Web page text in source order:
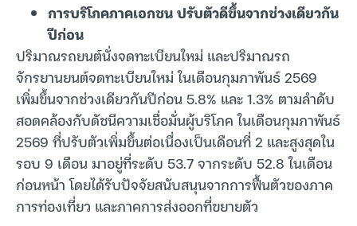
การบริโภคภาคเอกชน ปรับตัวดีขึ้นจากช่วงเดียวกัน
ปีก่อน
ปริมาณรถยนต์นั่งจดทะเบียนใหม่ และปริมาณรถ
จักรยานยนต์จดทะเบียนใหม่ ในเดือนกุมภาพันธ์ 2569
เพิ่มขึ้นจากช่วงเดียวกันปีก่อน 5.8% และ 1.3% ตามลำดับ
สอดคล้องกับดัชนีความเชื่อมั่นผู้บริโภค ในเดือนกุมภาพันธ์
2569 ที่ปรับตัวเพิ่มขึ้นต่อเนื่องเป็นเดือนที่ 2 และสูงสุดใน
รอบ 9 เดือน มาอยู่ที่ระดับ 53.7 จากระดับ 52.8 ในเดือน
ก่อนหน้า โดยได้รับปัจจัยสนับสนุนจากการฟื้นตัวของภาค
การท่องเที่ยว และภาคการส่งออกที่ขยายตัว